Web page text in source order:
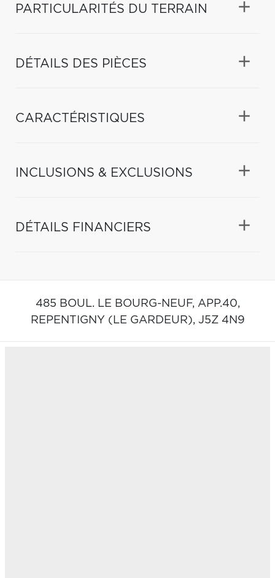
PARTICULARITÉS DU TERRAIN
DÉTAILS DES PIÈCES
CARACTÉRISTIQUES
INCLUSIONS & EXCLUSIONS
DÉTAILS FINANCIERS
485 BOUL. LE BOURG-NEUF, APP.40,
REPENTIGNY (LE GARDEUR), J5Z 4N9